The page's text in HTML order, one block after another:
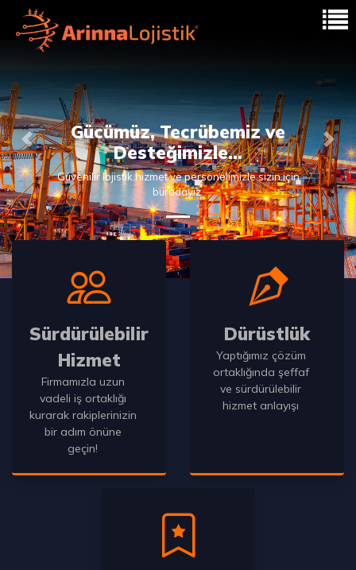
Gücümüz, Tecrübemiz ve
Desteğimizle…
Güvenilir lojistik hizmet ve personelimizle sizin için
buradayız.
Previous Next
Sürdürülebilir
Hizmet
Firmamızla uzun
vadeli iş ortaklığı
kurarak rakiplerinizin
bir adım önüne
geçin!
Dürüstlük
Yaptığımız çözüm
ortaklığında şeffaf
ve sürdürülebilir
hizmet anlayışı